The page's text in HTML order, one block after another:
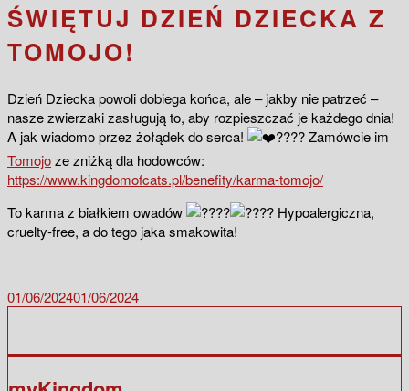
ŚWIĘTUJ DZIEŃ DZIECKA Z
TOMOJO!
Dzień Dziecka powoli dobiega końca, ale – jakby nie patrzeć –
nasze zwierzaki zasługują to, aby rozpieszczać je każdego dnia!
A jak wiadomo przez żołądek do serca!
Zamówcie im
Tomojoze zniżką dla hodowców:
https://www.kingdomofcats.pl/benefity/karma-tomojo/
To karma z białkiem owadów
Hypoalergiczna,
cruelty-free, a do tego jaka smakowita!
01/06/202401/06/2024